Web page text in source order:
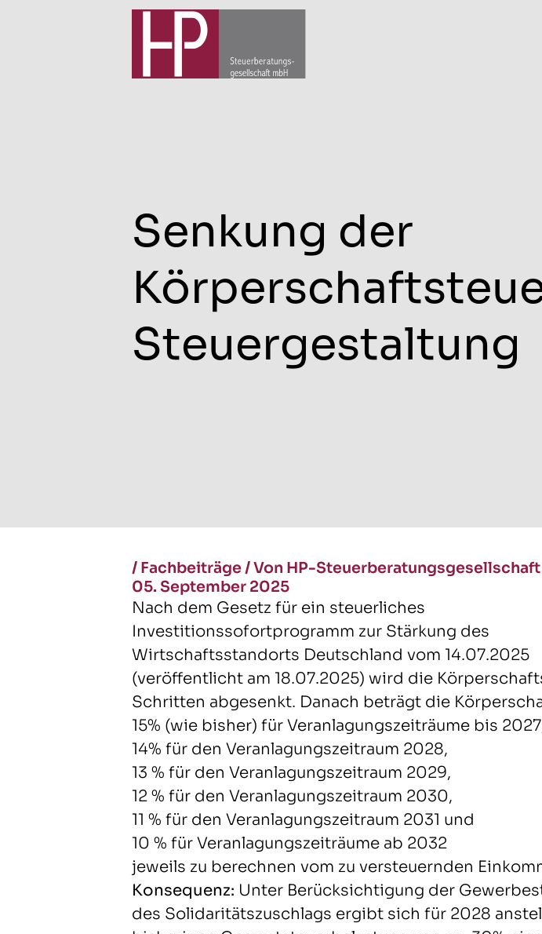
Senkung der
Steuergestaltung
/ Fachbeiträge/Von HP-
05. September 2025
Nach dem Gesetz für ein steuerliches
Investitionssofortprogramm zur Stärkung des
Wirtschaftsstandorts Deutschland vom 14.07.2025
(veröffentlicht am 18.07.2025) wird die
Schritten abgesenkt. Danach beträgt die
15% (wie bisher) für Veranlagungszeiträume bis
14% für den Veranlagungszeitraum 2028,
13 % für den Veranlagungszeitraum 2029,
12 % für den Veranlagungszeitraum 2030,
11 % für den Veranlagungszeitraum 2031 und
10 % für Veranlagungszeiträume ab 2032
jeweils zu berechnen vom zu versteuernden
Konsequenz: Unter Berücksichtigung der
des Solidaritätszuschlags ergibt sich für 2028